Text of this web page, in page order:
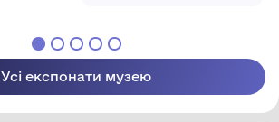
Усі експонати музею